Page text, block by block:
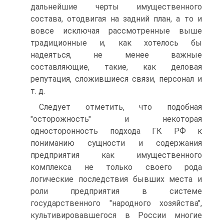
дальнейшие черты имущественного
состава, отодвигая на задний план, а то и
вовсе исключая рассмотренные выше
традиционные и, как хотелось бы
надеяться, не менее важные
составляющие, такие, как деловая
репутация, сложившиеся связи, персонал и
т. д.
Следует отметить, что подобная
"осторожность" и некоторая
односторонность подхода ГК РФ к
пониманию сущности и содержания
предприятия как имущественного
комплекса не только своего рода
логические последствия бывших места и
роли предприятия в системе
государственного "народного хозяйства",
культивировавшегося в России многие